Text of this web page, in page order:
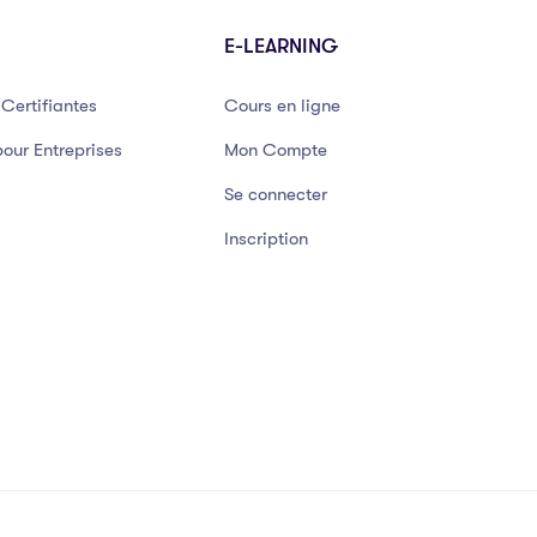
Entreprises
E-LEARNING
Cours en ligne
Mon Compte
Se connecter
Inscription